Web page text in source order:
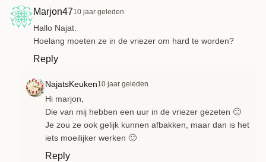
Marjon4710 jaar geleden
Hallo Najat.
Hoelang moeten ze in de vriezer om hard te worden?
Reply
NajatsKeuken10 jaar geleden
Hi marjon,
Die van mij hebben een uur in de vriezer gezeten 🙂
Je zou ze ook gelijk kunnen afbakken, maar dan is het
iets moeilijker werken 🙂
Reply